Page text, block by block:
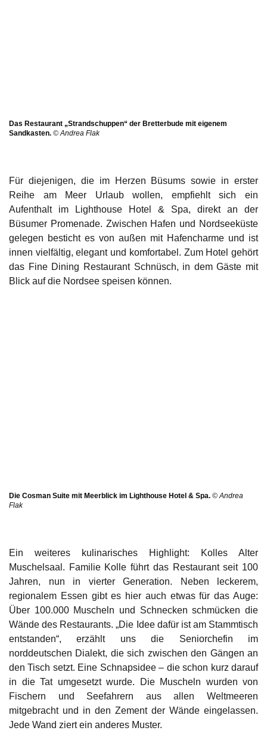
Das Restaurant „Strandschuppen“ der Bretterbude mit eigenem
Sandkasten. © Andrea Flak
Für diejenigen, die im Herzen Büsums sowie in erster
Reihe am Meer Urlaub wollen, empfiehlt sich ein
Aufenthalt im
Lighthouse Hotel & Spa, direkt an der
Büsumer Promenade. Zwischen Hafen und Nordseeküste
gelegen besticht es von außen mit Hafencharme und ist
innen vielfältig, elegant und komfortabel. Zum Hotel gehört
das Fine Dining Restaurant Schnüsch, in dem Gäste mit
Blick auf die Nordsee speisen können.
Die Cosman Suite mit Meerblick im Lighthouse Hotel & Spa. © Andrea
Flak
Ein weiteres kulinarisches Highlight:
Kolles Alter
Muschelsaal . Familie Kolle führt das Restaurant seit 100
Jahren, nun in vierter Generation. Neben leckerem,
regionalem Essen gibt es hier auch etwas für das Auge:
Über 100.000 Muscheln und Schnecken schmücken die
Wände des Restaurants. „Die Idee dafür ist am Stammtisch
entstanden“, erzählt uns die Seniorchefin im
norddeutschen Dialekt, die sich zwischen den Gängen an
den Tisch setzt. Eine Schnapsidee – die schon kurz darauf
in die Tat umgesetzt wurde. Die Muscheln wurden von
Fischern und Seefahrern aus allen Weltmeeren
mitgebracht und in den Zement der Wände eingelassen.
Jede Wand ziert ein anderes Muster.